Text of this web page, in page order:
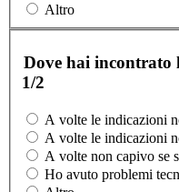
Altro
Dove hai incontrato
1/2
A volte le indicazioni
A volte le indicazioni
A volte non capivo se
Ho avuto problemi